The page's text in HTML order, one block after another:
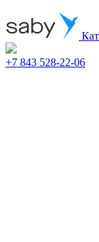
+7 843 528-22-06